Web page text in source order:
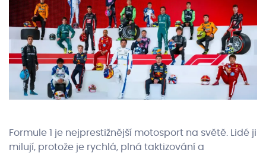
Formule 1 je nejprestižnější motosport na světě. Lidé ji
milují, protože je rychlá, plná taktizování a